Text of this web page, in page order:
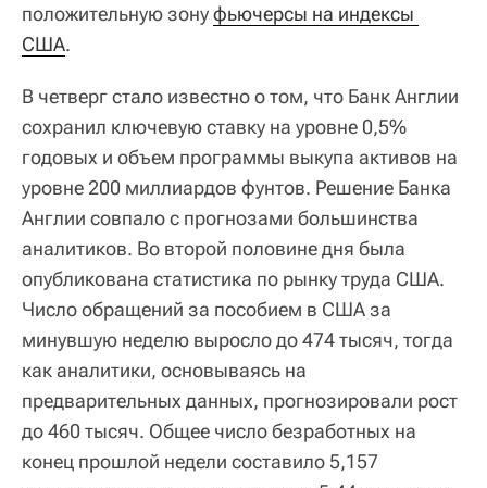
положительную зонуфьючерсы на индексы
США.
В четверг стало известно о том, что Банк Англии
сохранил ключевую ставку на уровне 0,5%
годовых и объем программы выкупа активов на
уровне 200 миллиардов фунтов. Решение Банка
Англии совпало с прогнозами большинства
аналитиков. Во второй половине дня была
опубликована статистика по рынку труда США.
Число обращений за пособием в США за
минувшую неделю выросло до 474 тысяч, тогда
как аналитики, основываясь на
предварительных данных, прогнозировали рост
до 460 тысяч. Общее число безработных на
конец прошлой недели составило 5,157